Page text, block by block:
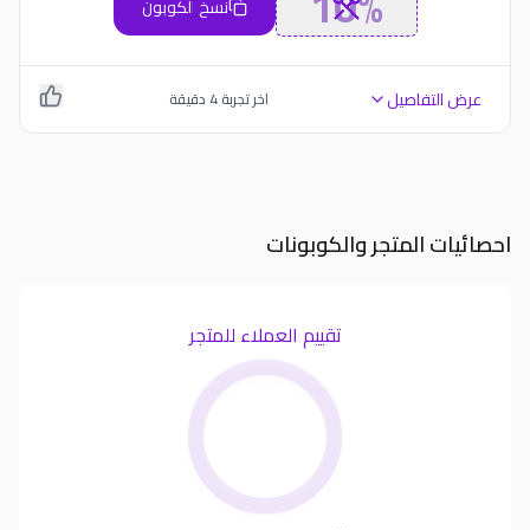
نسخ الكوبون
عرض التفاصيل اخر تجربة4 دقيقة
احصائيات المتجر والكوبونات
تقييم العملاء للمتجر